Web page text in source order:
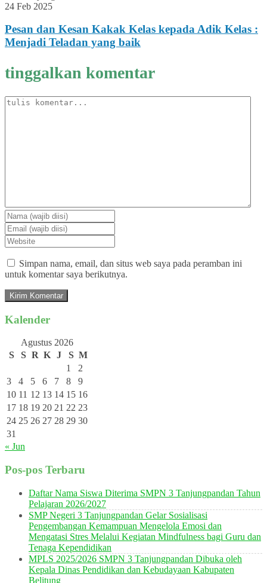
24 Feb 2025
Pesan dan Kesan Kakak Kelas kepada Adik Kelas :
Menjadi Teladan yang baik
tinggalkan komentar
Simpan nama, email, dan situs web saya pada peramban ini
untuk komentar saya berikutnya.
Kalender
Agustus 2026
S
S R K J S M
1
2
3
4 5 6 7 8
9
10 11 12 13 14 15 16
17 18 19 20 21 22 23
24 25 26 27 28 29 30
31
« Jun
Pos-pos Terbaru
Daftar Nama Siswa Diterima SMPN 3 Tanjungpandan Tahun
Pelajaran 2026/2027
SMP Negeri 3 Tanjungpandan Gelar Sosialisasi
Pengembangan Kemampuan Mengelola Emosi dan
Mengatasi Stres Melalui Kegiatan Mindfulness bagi Guru dan
Tenaga Kependidikan
MPLS 2025/2026 SMPN 3 Tanjungpandan Dibuka oleh
Kepala Dinas Pendidikan dan Kebudayaan Kabupaten
Belitung